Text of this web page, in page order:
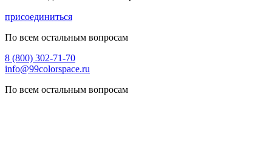
присоединиться
По всем остальным вопросам
8 (800) 302-71-70
info@99colorspace.ru
По всем остальным вопросам